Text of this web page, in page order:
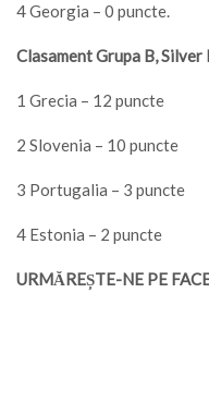
4 Georgia – 0 puncte.
Clasament Grupa B, Silver
1 Grecia – 12 puncte
2 Slovenia – 10 puncte
3 Portugalia – 3 puncte
4 Estonia – 2 puncte
URMĂREȘTE-NE PE